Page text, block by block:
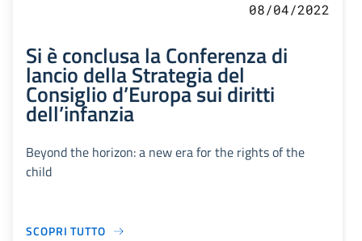
08/04/2022
Si è conclusa la Conferenza di
lancio della Strategia del
Consiglio d’Europa sui diritti
dell’infanzia
Beyond the horizon: a new era for the rights of the
child
SCOPRI TUTTO